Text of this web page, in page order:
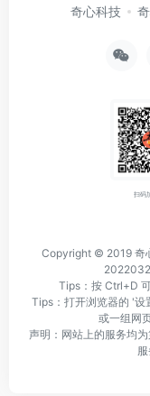
奇心科技
扫码
Copyright © 2019 奇
Tips：按 Ctrl+D
Tips：打开浏览器的 '设
或一组网
声明：网站上的服务均